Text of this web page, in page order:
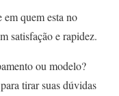
quem esta no
satisfação e rapidez.
ou modelo?
tirar suas dúvidas